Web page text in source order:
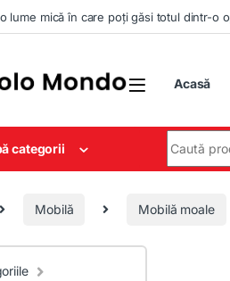
lume mică în care poți găsi totul dintr-o
Acasă
categorii
Mobilă Mobilă moale